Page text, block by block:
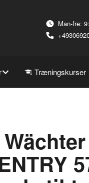
Man-fre:
Træningskurser